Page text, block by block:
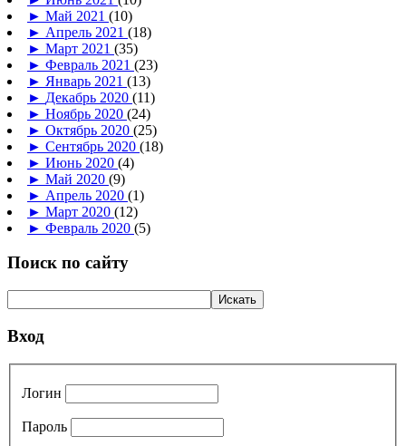
► Май 2021 (10)
► Апрель 2021 (18)
► Март 2021 (35)
► Февраль 2021 (23)
► Январь 2021 (13)
► Декабрь 2020 (11)
► Ноябрь 2020 (24)
► Октябрь 2020 (25)
► Сентябрь 2020 (18)
► Июнь 2020 (4)
► Май 2020 (9)
► Апрель 2020 (1)
► Март 2020 (12)
► Февраль 2020 (5)
Поиск по сайту
Вход
Логин
Пароль